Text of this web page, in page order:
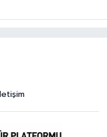
Hastanesi